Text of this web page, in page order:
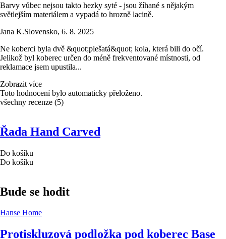
Barvy vůbec nejsou takto hezky syté - jsou žíhané s nějakým
světlejším materiálem a vypadá to hrozně lacině.
Jana K.Slovensko, 6. 8. 2025
Ne koberci byla dvě &quot;plešatá&quot; kola, která bili do očí.
Jelikož byl koberec určen do méně frekventované místnosti, od
reklamace jsem upustila...
Zobrazit více
Toto hodnocení bylo automaticky přeloženo.
všechny recenze (5)
Řada Hand Carved
Do košíku
Do košíku
Bude se hodit
Hanse Home
Protiskluzová podložka pod koberec Base